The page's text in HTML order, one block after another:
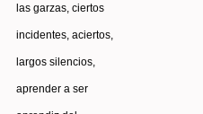
las garzas, ciertos
incidentes, aciertos,
largos silencios,
aprender a ser